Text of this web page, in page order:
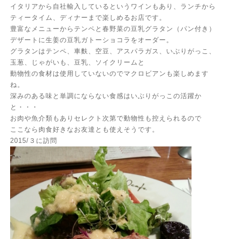
イタリアから自社輸入しているというワインもあり、ランチから
ティータイム、ディナーまで楽しめるお店です。
豊富なメニューからテンペと春野菜の豆乳グラタン（パン付き）
デザートに生姜の豆乳ガトーショコラをオーダー。
グラタンはテンペ、車麩、空豆、アスパラガス、いぶりがっこ、
玉葱、じゃがいも、豆乳、ソイクリームと
動物性の食材は使用していないのでマクロビアンも楽しめます
ね。
深みのある味と単調にならない食感はいぶりがっこの活躍か
と・・・
お肉や魚介類もありセレクト次第で動物性も控えられるので
ここなら肉食好きなお友達とも使えそうです。
2015/３に訪問